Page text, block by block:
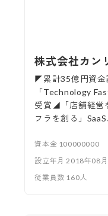
株式会社カン
◤累計35億円資金
「Technology
受賞◢「店舗経営
フラを創る」
資本金 100000000
設立年月 2018年08月
従業員数 160 人